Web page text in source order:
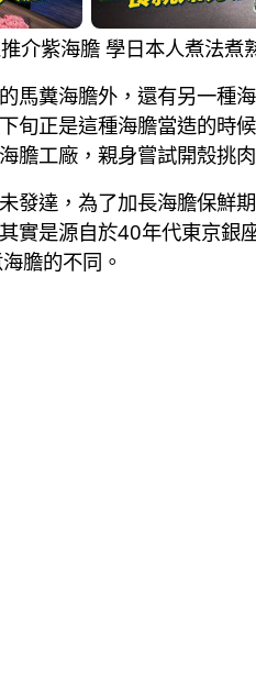
介紫海膽 學日本人煮法煮
馬糞海膽外，還有另一
旬正是這種海膽當造的時
工廠，親身嘗試開殼挑
發達，為了加長海膽保鮮
實是源自於40年代東京銀
膽的不同。